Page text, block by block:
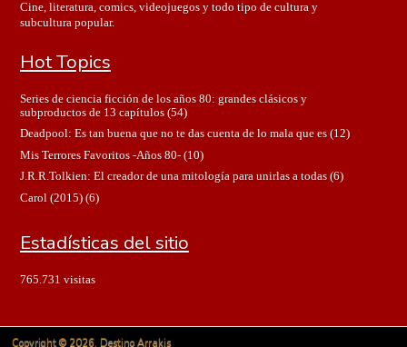
Cine, literatura, comics, videojuegos y todo tipo de cultura y
subcultura popular.
Hot Topics
Series de ciencia ficción de los años 80: grandes clásicos y
subproductos de 13 capítulos(54)
Deadpool: Es tan buena que no te das cuenta de lo mala que es(12)
Mis Terrores Favoritos -Años 80-(10)
J.R.R.Tolkien: El creador de una mitología para unirlas a todas(6)
Carol (2015)(6)
Estadísticas del sitio
765.731 visitas
Copyright © 2026. Destino Arrakis